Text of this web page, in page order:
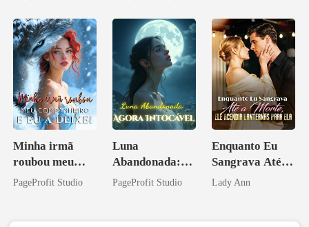
Minha irmã
roubou meu
companheiro e
PageProfit Studio
Luna
Abandonada:
Agora Intocável
PageProfit Studio
Enquanto Eu
Sangrava Até a
Morte, Ele
Lady Ann